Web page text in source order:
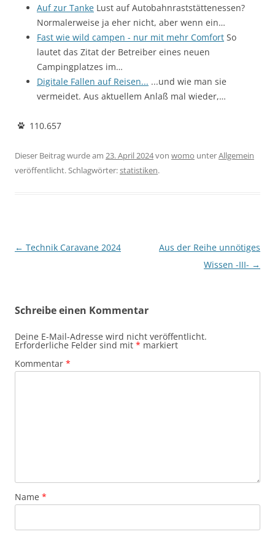
Auf zur Tanke Lust auf Autobahnraststättenessen?
Normalerweise ja eher nicht, aber wenn ein…
Fast wie wild campen - nur mit mehr Comfort So
lautet das Zitat der Betreiber eines neuen
Campingplatzes im…
Digitale Fallen auf Reisen... ...und wie man sie
vermeidet. Aus aktuellem Anlaß mal wieder,…
110.657
Dieser Beitrag wurde am 23. April 2024von womo unterAllgemein
veröffentlicht. Schlagwörter:statistiken.
Beitragsnavigation
← Technik Caravane 2024
Aus der Reihe unnötiges
Wissen -III- →
Schreibe einen Kommentar
Deine E-Mail-Adresse wird nicht veröffentlicht.
Erforderliche Felder sind mit * markiert
Kommentar *
Name *